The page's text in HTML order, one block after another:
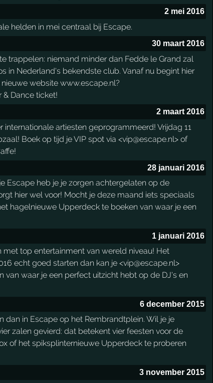
2 mei 2016
helden in mei centraal bij Escape.
30 maart 2016
trappelen: niemand minder dan Fedde le Grand zal
in Nederland's bekendste club. Vanaf nu begint hier
website www.escape.nl?
& Dance ticket!
2 maart 2016
artiesten geprogrammeerd! Vrijdag 11
Boek op tijd je VIP spot via <vip@escape.nl> of
28 januari 2016
Escape heb je je zorgen achtergelaten op de
hier wel voor! Mocht je deze maand iets speciaals
hagelnieuwe Upperdeck te boeken van waar je een
1 januari 2016
met top entertainment van wereld niveau! Het
echt goed starten dan kan je <vip@escape.nl>
waar je een perfect uitzicht hebt op de DJ's en
6 december 2015
in Escape op het Rembrandtplein. Wil je je
zalen gevierd: dat betekent vier feesten voor de
of het spiksplinternieuwe Upperdeck te proberen
3 november 2015